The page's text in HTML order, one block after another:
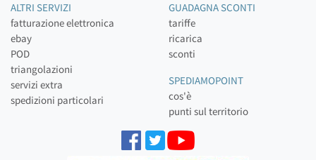
ALTRI SERVIZI
fatturazione elettronica
ebay
POD
triangolazioni
servizi extra
spedizioni particolari
GUADAGNA SCONTI
tariffe
ricarica
sconti
SPEDIAMOPOINT
cos'è
punti sul territorio